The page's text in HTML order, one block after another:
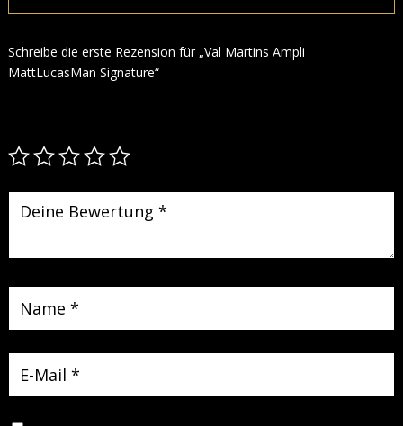
Schreibe die erste Rezension für „Val Martins Ampli
MattLucasMan Signature“